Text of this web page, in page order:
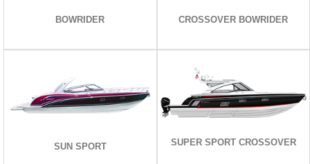
BOWRIDER
CROSSOVER BOWRIDER
SUN SPORT
SUPER SPORT CROSSOVER
MODELLERİ İNCELE